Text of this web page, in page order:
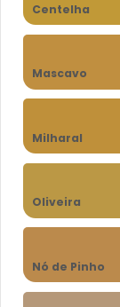
Centelha
Mascavo
Milharal
Oliveira
Nó de Pinho